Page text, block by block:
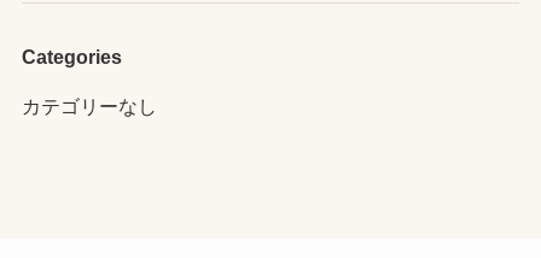
Categories
カテゴリーなし